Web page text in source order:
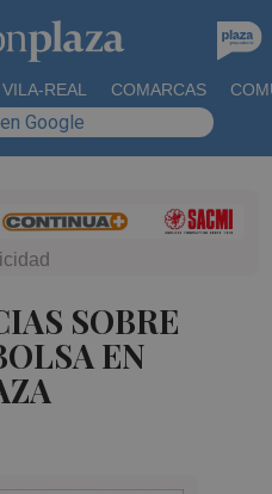
VILA-REAL COMARCAS
Google
SOBRE
EN